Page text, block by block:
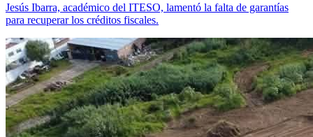
Jesús Ibarra, académico del ITESO, lamentó la falta de garantías
para recuperar los créditos fiscales.